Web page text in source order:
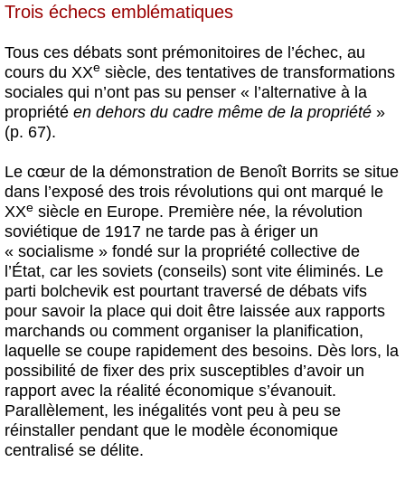
Trois échecs emblématiques
Tous ces débats sont prémonitoires de l’échec, au
cours du XXe siècle, des tentatives de transformations
sociales qui n’ont pas su penser « l’alternative à la
propriété en dehors du cadre même de la propriété »
(p. 67).
Le cœur de la démonstration de Benoît Borrits se situe
dans l’exposé des trois révolutions qui ont marqué le
XXe siècle en Europe. Première née, la révolution
soviétique de 1917 ne tarde pas à ériger un
« socialisme » fondé sur la propriété collective de
l’État, car les soviets (conseils) sont vite éliminés. Le
parti bolchevik est pourtant traversé de débats vifs
pour savoir la place qui doit être laissée aux rapports
marchands ou comment organiser la planification,
laquelle se coupe rapidement des besoins. Dès lors, la
possibilité de fixer des prix susceptibles d’avoir un
rapport avec la réalité économique s’évanouit.
Parallèlement, les inégalités vont peu à peu se
réinstaller pendant que le modèle économique
centralisé se délite.